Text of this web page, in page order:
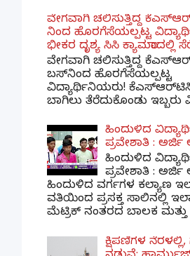
ವೇಗವಾಗಿ ಚಲಿಸುತ್ತಿದ್ದ
ನಿಂದ ಹೊರಗೆಸೆಯಲ್ಪಟ್ಟ
ಭೀಕರ ದೃಶ್ಯ ಸಿಸಿ ಕ್ಯಾಮರಾದಲ್ಲಿ
ವೇಗವಾಗಿ ಚಲಿಸುತ್ತಿದ್ದ
ಬಸ್‌ನಿಂದ ಹೊರಗೆಸೆಯಲ್ಪಟ್ಟ
ವಿದ್ಯಾರ್ಥಿನಿಯರು!
ಬಾಗಿಲು ತೆರೆದುಕೊಂಡು ಇಬ್ಬರು
ಹಿಂದುಳಿದ
ಪ್ರವೇಶಾತಿ : ಅರ್ಜಿ
ಹಿಂದುಳಿದ
ಪ್ರವೇಶಾತಿ : ಅರ್ಜಿ
ಹಿಂದುಳಿದ ವರ್ಗಗಳ ಕಲ್ಯಾಣ
ವತಿಯಿಂದ ಪ್ರಸಕ್ತ ಸಾಲಿನಲ್ಲಿ
ಮೆಟ್ರಿಕ್ ನಂತರದ ಬಾಲಕ ಮತ್ತು
ಕ್ಷಿಪಣಿಗಳ